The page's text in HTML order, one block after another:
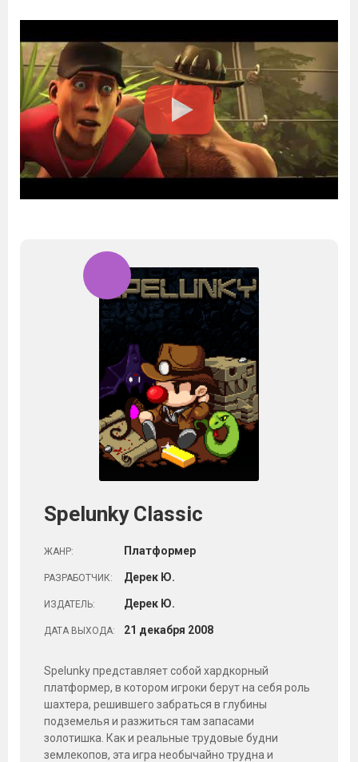
Spelunky Classic
ЖАНР: Платформер
РАЗРАБОТЧИК: Дерек Ю.
ИЗДАТЕЛЬ: Дерек Ю.
ДАТА ВЫХОДА: 21 декабря 2008
Spelunky представляет собой хардкорный
платформер, в котором игроки берут на себя роль
шахтера, решившего забраться в глубины
подземелья и разжиться там запасами
золотишка. Как и реальные трудовые будни
землекопов, эта игра необычайно трудна и